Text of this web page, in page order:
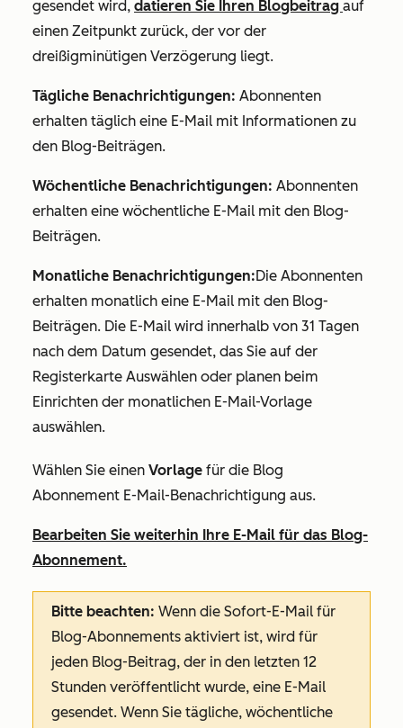
gesendet wird, datieren Sie Ihren Blogbeitrag auf
einen Zeitpunkt zurück, der vor der
dreißigminütigen Verzögerung liegt.
Tägliche Benachrichtigungen: Abonnenten
erhalten täglich eine E-Mail mit Informationen zu
den Blog-Beiträgen.
Wöchentliche Benachrichtigungen: Abonnenten
erhalten eine wöchentliche E-Mail mit den Blog-
Beiträgen.
Monatliche Benachrichtigungen:Die Abonnenten
erhalten monatlich eine E-Mail mit den Blog-
Beiträgen. Die E-Mail wird innerhalb von 31 Tagen
nach dem Datum gesendet, das Sie auf der
Registerkarte Auswählen oder planen beim
Einrichten der monatlichen E-Mail-Vorlage
auswählen.
Wählen Sie einen Vorlage für die Blog
Abonnement E-Mail-Benachrichtigung aus.
Bearbeiten Sie weiterhin Ihre E-Mail für das Blog-
Abonnement.
Bitte beachten: Wenn die Sofort-E-Mail für
Blog-Abonnements aktiviert ist, wird für
jeden Blog-Beitrag, der in den letzten 12
Stunden veröffentlicht wurde, eine E-Mail
gesendet. Wenn Sie tägliche, wöchentliche